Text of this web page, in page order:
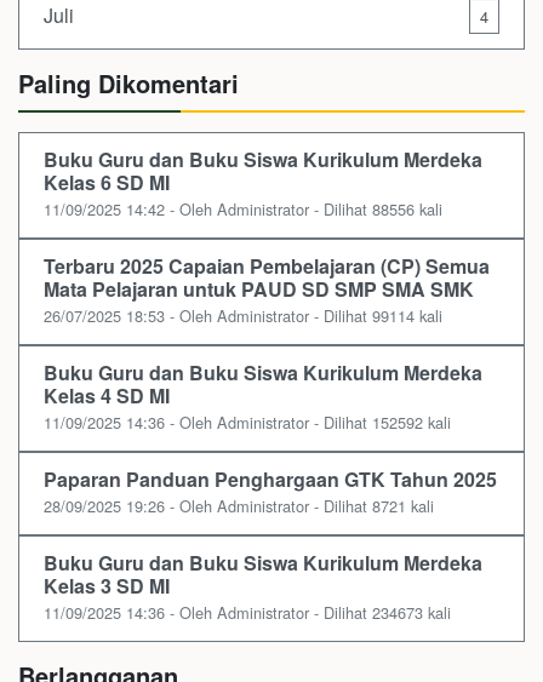
Juli 4
Paling Dikomentari
Buku Guru dan Buku Siswa Kurikulum Merdeka
Kelas 6 SD MI
11/09/2025 14:42 - Oleh Administrator - Dilihat 88556 kali
Terbaru 2025 Capaian Pembelajaran (CP) Semua
Mata Pelajaran untuk PAUD SD SMP SMA SMK
26/07/2025 18:53 - Oleh Administrator - Dilihat 99114 kali
Buku Guru dan Buku Siswa Kurikulum Merdeka
Kelas 4 SD MI
11/09/2025 14:36 - Oleh Administrator - Dilihat 152592 kali
Paparan Panduan Penghargaan GTK Tahun 2025
28/09/2025 19:26 - Oleh Administrator - Dilihat 8721 kali
Buku Guru dan Buku Siswa Kurikulum Merdeka
Kelas 3 SD MI
11/09/2025 14:36 - Oleh Administrator - Dilihat 234673 kali